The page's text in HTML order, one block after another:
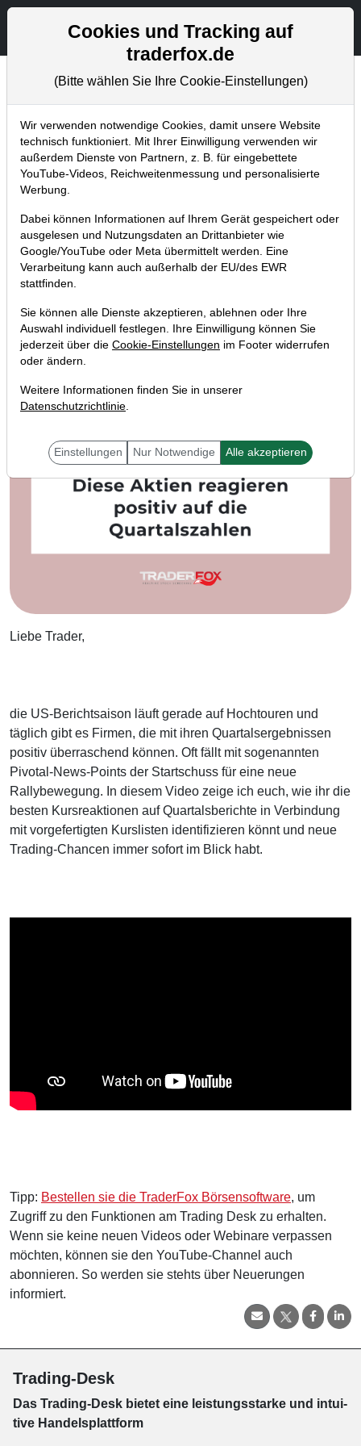
Aktien- und Artikelsuche
Trader-Blog
Home Blog Trader-Blog
Pivotal-News-Points - Diese Aktien
reagieren positiv auf die
Quartalszahlen
01.08.2023 um 11:35 Uhr |A. Zehetner
Liebe Trader,
die US-Berichtsaison läuft gerade auf Hochtouren und
täglich gibt es Firmen, die mit ihren Quartalsergebnissen
positiv überraschend können. Oft fällt mit sogenannten
Pivotal-News-Points der Startschuss für eine neue
Rallybewegung. In diesem Video zeige ich euch, wie ihr die
besten Kursreaktionen auf Quartalsberichte in Verbindung
mit vorgefertigten Kurslisten identifizieren könnt und neue
Trading-Chancen immer sofort im Blick habt.
Tipp: Bestellen sie die TraderFox Börsensoftware, um
Zugriff zu den Funktionen am Trading Desk zu erhalten.
Wenn sie keine neuen Videos oder Webinare verpassen
möchten, können sie den YouTube-Channel auch
abonnieren. So werden sie stehts über Neuerungen
informiert.
Trading-Desk
Das Trading-Desk bie­tet eine leis­tungs­star­ke und in­tui­
tive Han­dels­platt­form
Cookies und Tracking auf
traderfox.de
(Bitte wählen Sie Ihre Cookie-Einstellungen)
Wir verwenden notwendige Cookies, damit unsere Website
technisch funktioniert. Mit Ihrer Einwilligung verwenden wir
außerdem Dienste von Partnern, z. B. für eingebettete
YouTube-Videos, Reichweitenmessung und personalisierte
Werbung.
Dabei können Informationen auf Ihrem Gerät gespeichert oder
ausgelesen und Nutzungsdaten an Drittanbieter wie
Google/YouTube oder Meta übermittelt werden. Eine
Verarbeitung kann auch außerhalb der EU/des EWR
stattfinden.
Sie können alle Dienste akzeptieren, ablehnen oder Ihre
Auswahl individuell festlegen. Ihre Einwilligung können Sie
jederzeit über die Cookie-Einstellungen im Footer widerrufen
oder ändern.
Weitere Informationen finden Sie in unserer
Datenschutzrichtlinie.
Einstellungen Nur Notwendige Alle akzeptieren